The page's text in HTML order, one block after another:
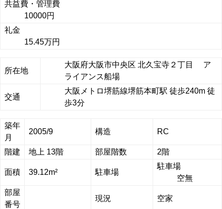
共益費・管理費
10000円
礼金
15.45万円
所在地
大阪府大阪市中央区 北久宝寺２丁目 ア
ライアンス船場
交通
大阪メトロ堺筋線堺筋本町駅 徒歩240m 徒
歩3分
築年
月
2005/9 構造 RC
階建 地上 13階 部屋階数 2階
面積 39.12m² 駐車場
駐車場
空無
部屋
番号
現況 空家